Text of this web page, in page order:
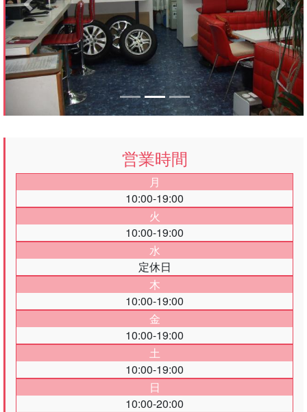
Previous Next
営業時間
月
10:00-19:00
火
10:00-19:00
水
定休日
木
10:00-19:00
金
10:00-19:00
土
10:00-19:00
日
10:00-20:00